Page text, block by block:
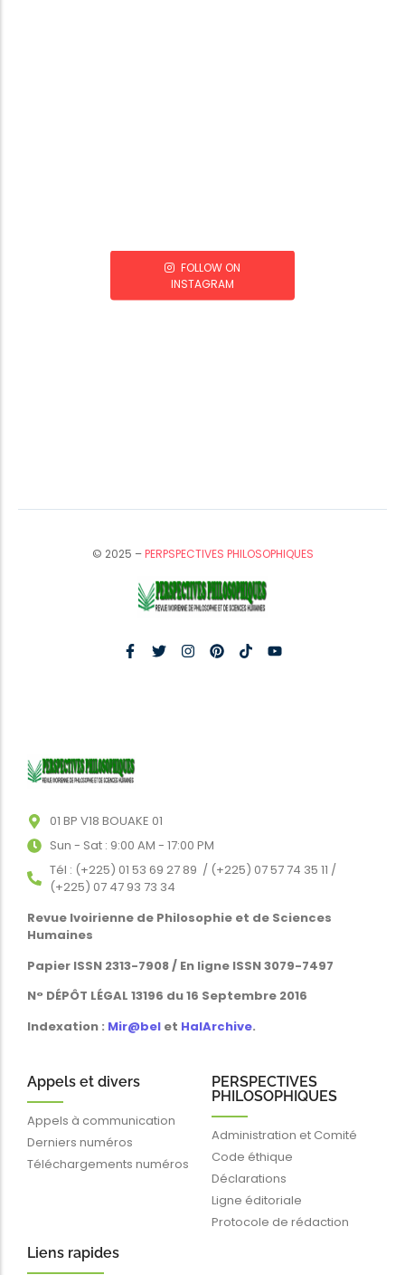
FOLLOW ON
INSTAGRAM
© 2025 –PERPSPECTIVES PHILOSOPHIQUES
01 BP V18 BOUAKE 01
Sun - Sat : 9:00 AM - 17:00 PM
Tél : (+225) 01 53 69 27 89 / (+225) 07 57 74 35 11 /
(+225) 07 47 93 73 34
Revue Ivoirienne de Philosophie et de Sciences
Humaines
Papier ISSN 2313-7908 / En ligne ISSN 3079-7497
N° DÉPÔT LÉGAL 13196 du 16 Septembre 2016
Indexation : Mir@bel et HalArchive.
Appels et divers
Appels à communication
Derniers numéros
Téléchargements numéros
PERSPECTIVES
PHILOSOPHIQUES
Administration et Comité
Code éthique
Déclarations
Ligne éditoriale
Protocole de rédaction
Liens rapides